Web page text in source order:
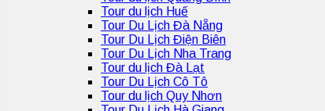
Tour du lịch Huế
Tour Du Lịch Đà Nẵng
Tour Du Lịch Điện Biên
Tour Du Lịch Nha Trang
Tour du lịch Đà Lạt
Tour Du Lịch Cô Tô
Tour du lịch Quy Nhơn